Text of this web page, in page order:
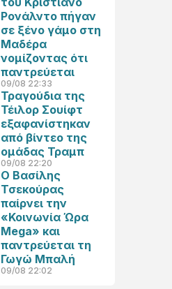
Ρονάλντο πήγαν
σε ξένο γάμο στη
Μαδέρα
νομίζοντας ότι
παντρεύεται
09/08 22:33
Τραγούδια της
Τέιλορ Σουίφτ
εξαφανίστηκαν
από βίντεο της
ομάδας Τραμπ
09/08 22:20
Ο Βασίλης
Τσεκούρας
παίρνει την
«Κοινωνία Ώρα
Mega» και
παντρεύεται τη
Γωγώ Μπαλή
09/08 22:02